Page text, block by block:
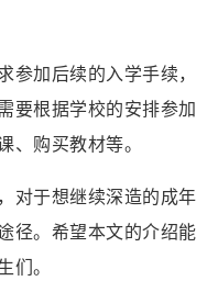
加后续的入学手续，
要根据学校的安排参加
、购买教材等。
对于想继续深造的成年
径。希望本文的介绍能
们。